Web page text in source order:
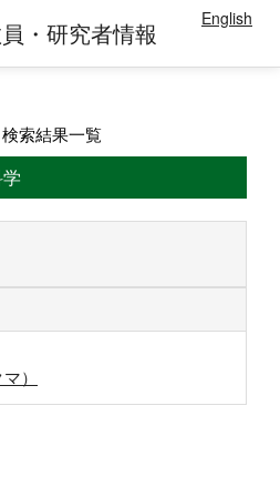
・研究者情報 English
索結果一覧
）